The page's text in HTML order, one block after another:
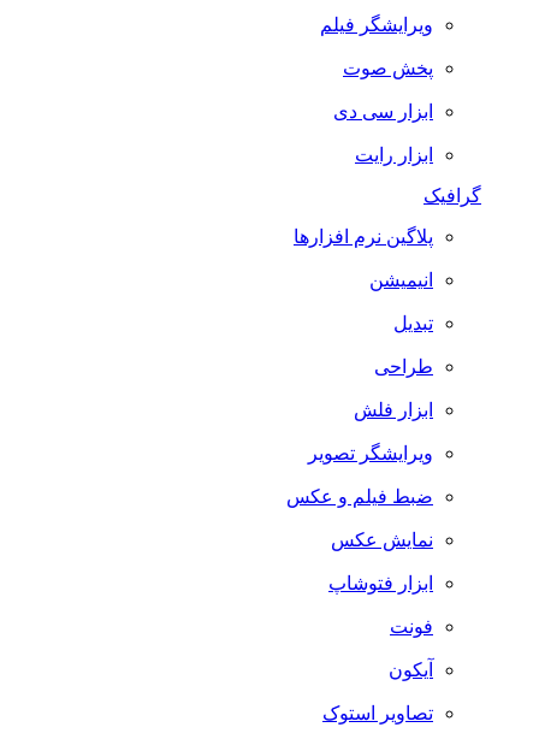
ویرایشگر فیلم
پخش صوت
ابزار سی دی
ابزار رایت
گرافیک
پلاگین نرم افزارها
انیمیشن
تبدیل
طراحی
ابزار فلش
ویرایشگر تصویر
ضبط فيلم و عكس
نمایش عکس
ابزار فتوشاپ
فونت
آیکون
تصاویر استوک